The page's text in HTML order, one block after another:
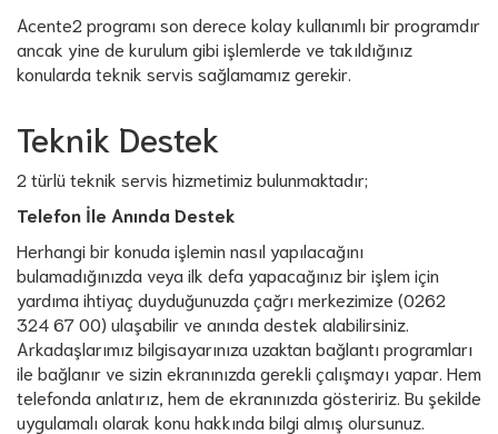
Acente2 programı son derece kolay kullanımlı bir programdır
ancak yine de kurulum gibi işlemlerde ve takıldığınız
konularda teknik servis sağlamamız gerekir.
Teknik Destek
2 türlü teknik servis hizmetimiz bulunmaktadır;
Telefon İle Anında Destek
Herhangi bir konuda işlemin nasıl yapılacağını
bulamadığınızda veya ilk defa yapacağınız bir işlem için
yardıma ihtiyaç duyduğunuzda çağrı merkezimize (0262
324 67 00) ulaşabilir ve anında destek alabilirsiniz.
Arkadaşlarımız bilgisayarınıza uzaktan bağlantı programları
ile bağlanır ve sizin ekranınızda gerekli çalışmayı yapar. Hem
telefonda anlatırız, hem de ekranınızda gösteririz. Bu şekilde
uygulamalı olarak konu hakkında bilgi almış olursunuz.